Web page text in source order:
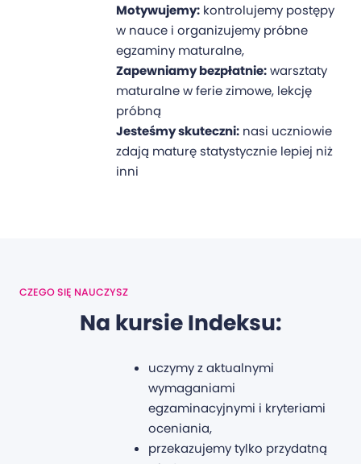
Motywujemy: kontrolujemy postępy
w nauce i organizujemy próbne
egzaminy maturalne,
Zapewniamy bezpłatnie:warsztaty
maturalne w ferie zimowe, lekcję
próbną
Jesteśmy skuteczni: nasi uczniowie
zdają maturę statystycznie lepiej niż
inni
CZEGO SIĘ NAUCZYSZ
Na kursie Indeksu:
uczymy z aktualnymi
wymaganiami
egzaminacyjnymi i kryteriami
oceniania,
przekazujemy tylko przydatną